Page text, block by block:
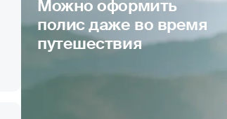
Можно оформить
полис даже во время
путешествия